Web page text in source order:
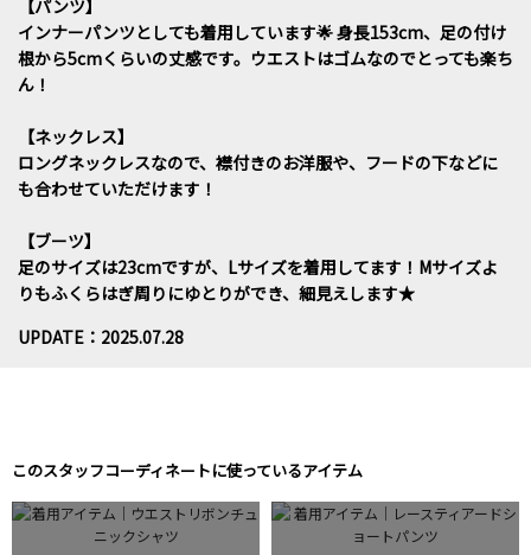
【パンツ】
インナーパンツとしても着用しています🌟 身長153cm、足の付け
根から5cmくらいの丈感です。ウエストはゴムなのでとっても楽ち
ん！
【ネックレス】
ロングネックレスなので、襟付きのお洋服や、フードの下などに
も合わせていただけます！
【ブーツ】
足のサイズは23cmですが、Lサイズを着用してます！Mサイズよ
りもふくらはぎ周りにゆとりができ、細見えします★
UPDATE：2025.07.28
このスタッフコーディネートに使っているアイテム